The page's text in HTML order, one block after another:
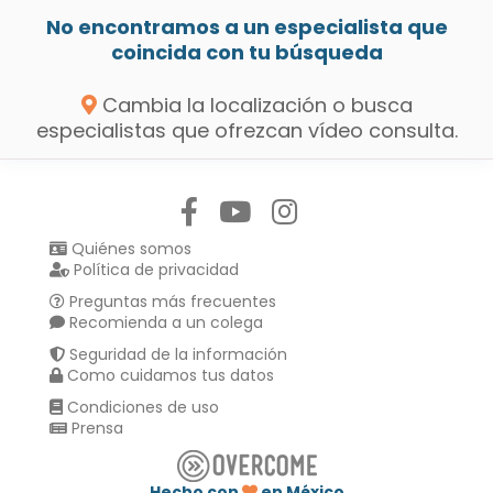
No encontramos a un especialista que
coincida con tu búsqueda
Cambia la localización o busca
especialistas que ofrezcan vídeo consulta.
Quiénes somos
Política de privacidad
Preguntas más frecuentes
Recomienda a un colega
Seguridad de la información
Como cuidamos tus datos
Condiciones de uso
Prensa